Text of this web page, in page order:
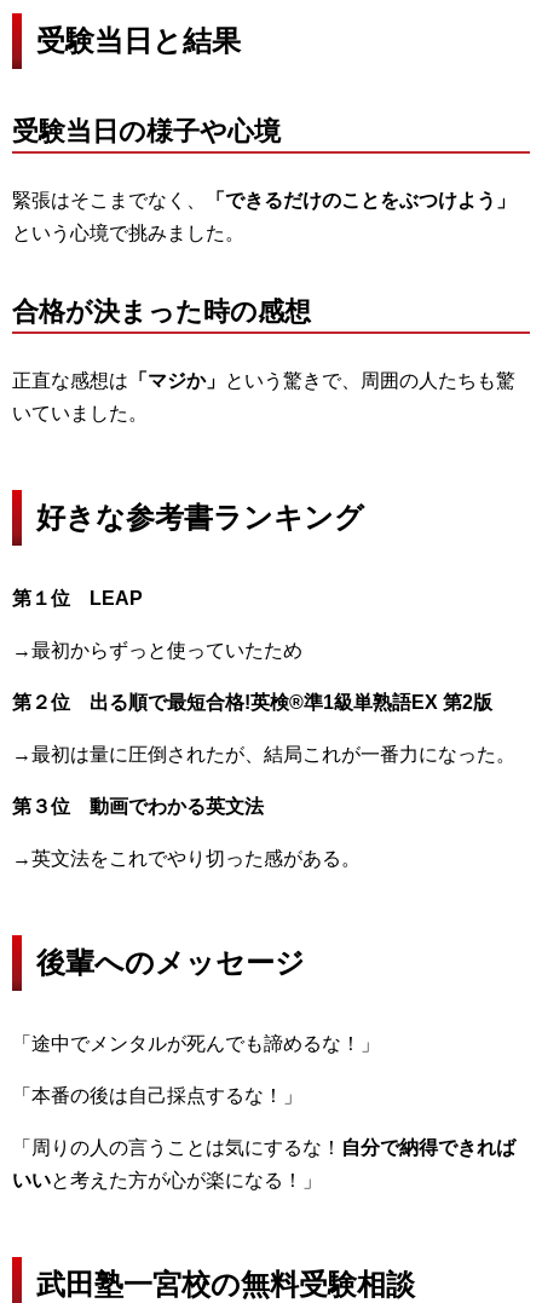
受験当日と結果
受験当日の様子や心境
緊張はそこまでなく、
「できるだけのことをぶつけよう」
という心境で挑みました。
合格が決まった時の感想
正直な感想は 「マジか」 という驚きで、周囲の人たちも驚
いていました。
好きな参考書ランキング
第１位 LEAP
→最初からずっと使っていたため
第２位 出る順で最短合格!英検®準1級単熟語EX 第2版
→最初は量に圧倒されたが、結局これが一番力になった。
第３位 動画でわかる英文法
→英文法をこれでやり切った感がある。
後輩へのメッセージ
「途中でメンタルが死んでも諦めるな！」
「本番の後は自己採点するな！」
「周りの人の言うことは気にするな！ 自分で納得できれば
いいと考えた方が心が楽になる！」
武田塾一宮校の無料受験相談